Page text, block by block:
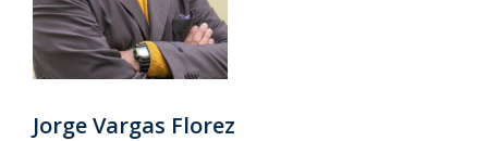
Jorge Vargas Florez